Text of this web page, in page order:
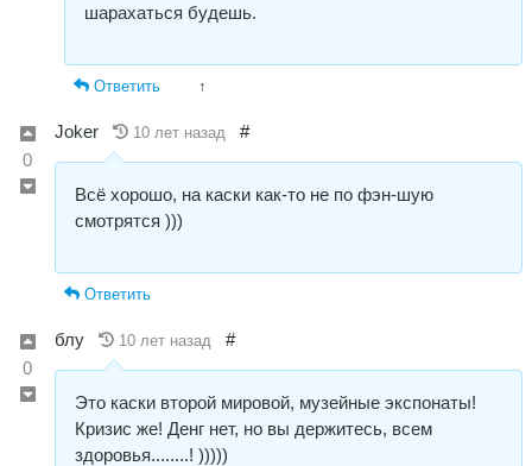
шарахаться будешь.
Ответить ↑
0
Joker 10 лет назад #
Всё хорошо, на каски как-то не по фэн-шую
смотрятся )))
Ответить
0
блу 10 лет назад #
Это каски второй мировой, музейные экспонаты!
Кризис же! Денг нет, но вы держитесь, всем
здоровья........! )))))